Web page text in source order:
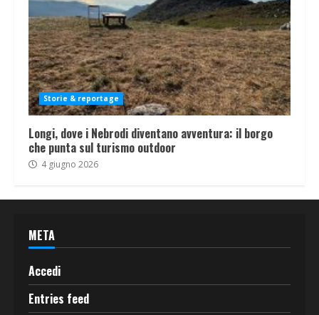
Storie & reportage
Longi, dove i Nebrodi diventano avventura: il borgo
che punta sul turismo outdoor
4 giugno 2026
META
Accedi
Entries feed